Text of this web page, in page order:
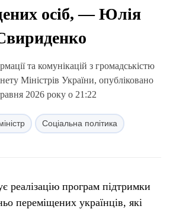
осіб, — Юлія
та комунікацій з громадськістю
Міністрів України, опубліковано
2026 року о 21:22
Соціальна політика
реалізацію програм підтримки
переміщених українців, які